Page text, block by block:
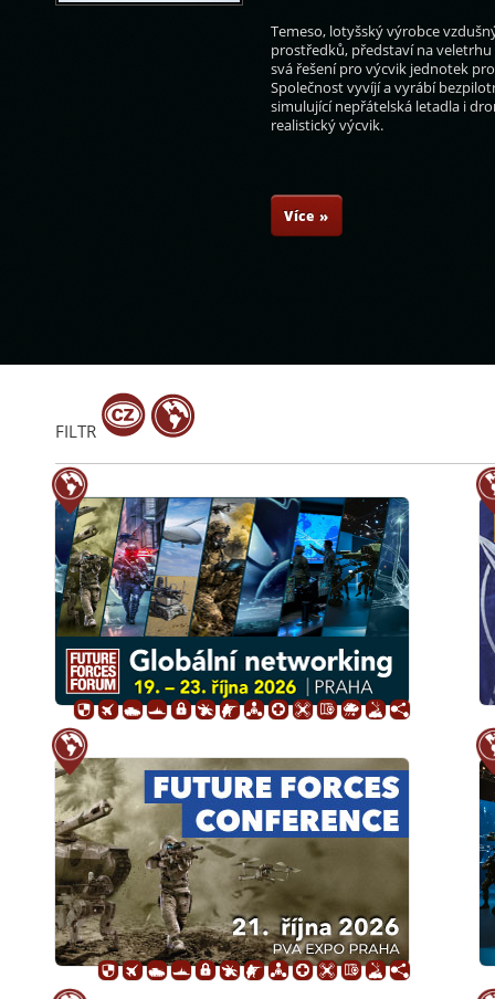
Temeso, lotyšský výrobce
prostředků, představí na veletrhu
svá řešení pro výcvik jednotek
Společnost vyvíjí a vyrábí
simulující nepřátelská letadla i
realistický výcvik.
Více »
Jan Jireš Petr Hlavizna
Petr Jirásek
FILTR